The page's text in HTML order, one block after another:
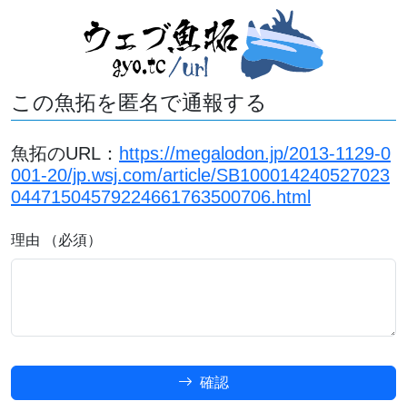
この魚拓を匿名で通報する
魚拓のURL： https://megalodon.jp/2013-1129-0
001-20/jp.wsj.com/article/SB100014240527023
04471504579224661763500706.html
理由 （必須）
確認